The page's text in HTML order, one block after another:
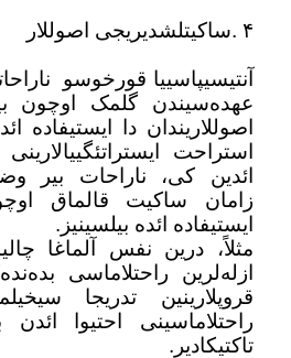
۴ .ساکیتلشدیریجی اصوللار
آنتیسیپاسییا قورخوسو
عهده‌سیندن گلمک اوچون
اصوللاریندان دا ایستیفاده
استراحت
ائدین کی، ناراحات بیر
زامان ساکیت قالماق
ایستیفاده ائده بیلسینیز .
مثلاً، درین نفس آلماغا
از‌له‌لرین راحتلاماسی
قروپلارینین تدریجا
راحتلاماسینی احتیوا ائد‌ن
تاکتیکادیر .